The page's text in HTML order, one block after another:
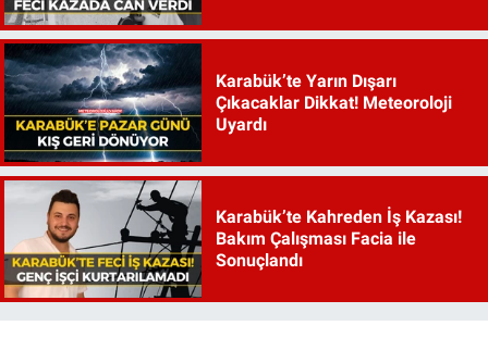
Karabük’te Yarın Dışarı
Çıkacaklar Dikkat! Meteoroloji
Uyardı
Karabük’te Kahreden İş Kazası!
Bakım Çalışması Facia ile
Sonuçlandı